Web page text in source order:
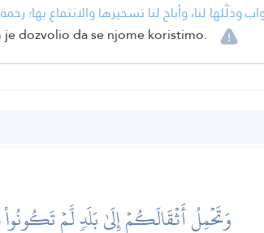
وذَلَّلها لنا، وأباح لنا تسخيرها والانتفاع بها؛
dozvolio da se njome koristimo.
وَتَحۡمِلُ أَثۡقَالَكُمۡ إِلَىٰ بَلَدٖ لَّمۡ